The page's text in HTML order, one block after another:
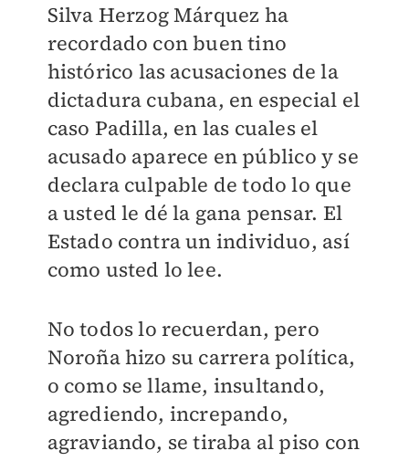
Silva Herzog Márquez ha
recordado con buen tino
histórico las acusaciones de la
dictadura cubana, en especial el
caso Padilla, en las cuales el
acusado aparece en público y se
declara culpable de todo lo que
a usted le dé la gana pensar. El
Estado contra un individuo, así
como usted lo lee.
No todos lo recuerdan, pero
Noroña hizo su carrera política,
o como se llame, insultando,
agrediendo, increpando,
agraviando, se tiraba al piso con